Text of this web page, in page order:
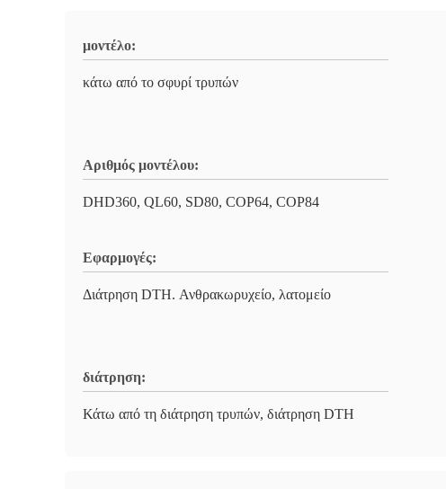
μοντέλο:
κάτω από το σφυρί τρυπών
Αριθμός μοντέλου:
DHD360, QL60, SD80, COP64, COP84
Εφαρμογές:
Διάτρηση DTH. Ανθρακωρυχείο, λατομείο
διάτρηση:
Κάτω από τη διάτρηση τρυπών, διάτρηση DTH